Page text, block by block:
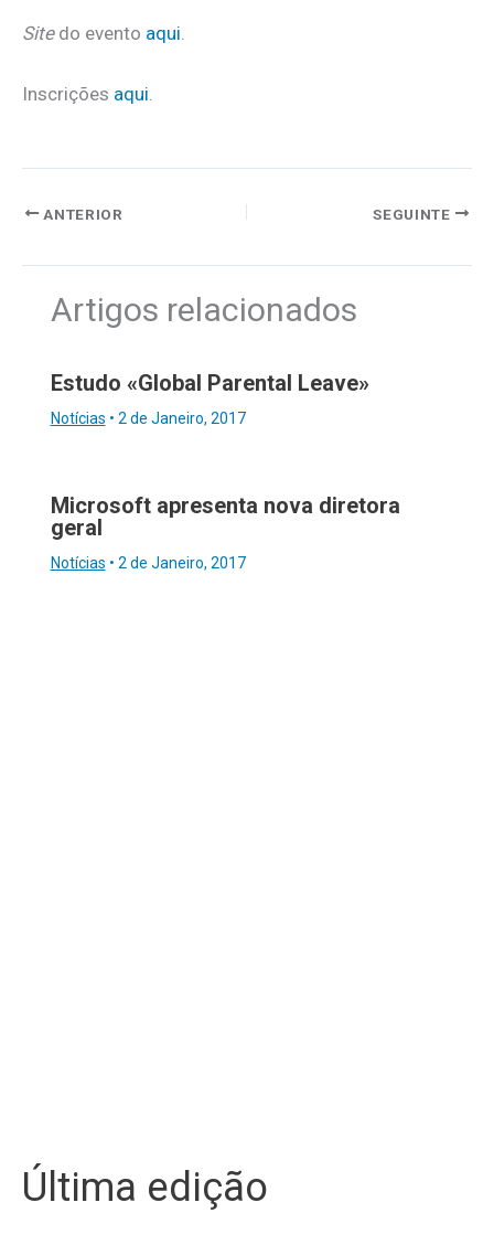
Sitedo evento aqui
Inscrições aqui
ANTERIOR SEGUINTE
Artigos relacionados
Estudo «Global Parental Leave»
Notícias • 2 de Janeiro, 2017
Microsoft apresenta nova diretora
geral
Notícias • 2 de Janeiro, 2017
Última edição